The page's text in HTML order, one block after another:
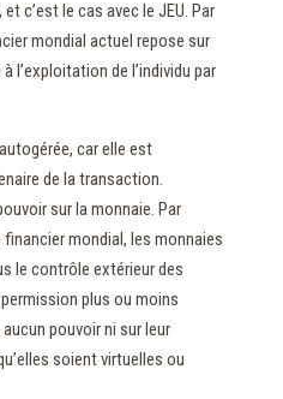
c’est le cas avec le JEU. Par
mondial actuel repose sur
l’exploitation de l’individu par
car elle est
de la transaction.
sur la monnaie. Par
mondial, les monnaies
le contrôle extérieur des
plus ou moins
pouvoir ni sur leur
soient virtuelles ou